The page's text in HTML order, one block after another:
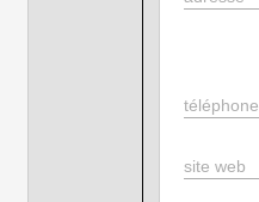
téléphone
site web